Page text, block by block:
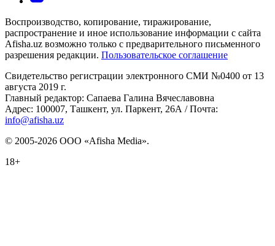
Воспроизводство, копирование, тиражирование,
распространение и иное использование информации с сайта
Afisha.uz возможно только с предварительного письменного
разрешения редакции. Пользовательское соглашение
Свидетельство регистрации электронного СМИ №0400 от 13
августа 2019 г.
Главный редактор: Сапаева Галина Вячеславовна
Адрес: 100007, Ташкент, ул. Паркент, 26А / Почта:
info@afisha.uz
© 2005-2026 ООО «Afisha Media».
18+